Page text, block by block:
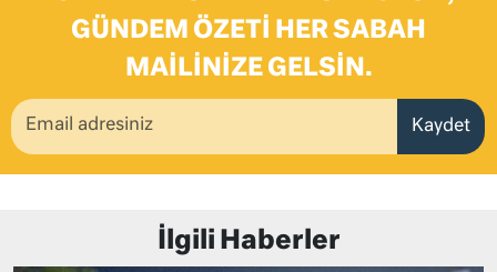
GÜNDEM ÖZETI HER SABAH
MAILINIZE GELSIN.
Kaydet
İlgili Haberler